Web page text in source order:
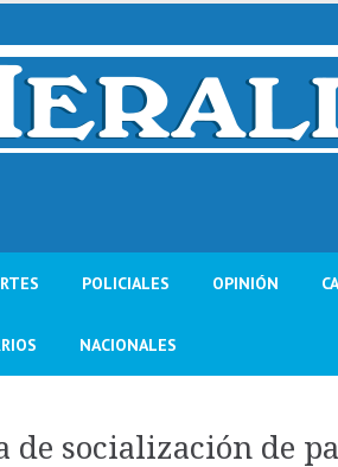
POLICIALES OPINIÓN
NACIONALES
socialización de